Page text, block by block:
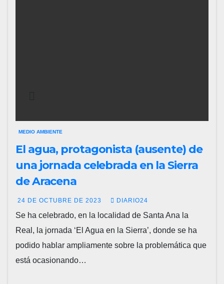
MEDIO AMBIENTE
El agua, protagonista (ausente) de
una jornada celebrada en la Sierra
de Aracena
24 DE OCTUBRE DE 2023 DIARIO24
Se ha celebrado, en la localidad de Santa Ana la
Real, la jornada ‘El Agua en la Sierra’, donde se ha
podido hablar ampliamente sobre la problemática que
está ocasionando…